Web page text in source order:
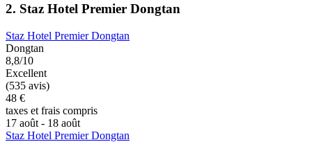
2. Staz Hotel Premier Dongtan
Staz Hotel Premier Dongtan
Dongtan
8,8/10
Excellent
(535 avis)
48 €
taxes et frais compris
17 août - 18 août
Staz Hotel Premier Dongtan